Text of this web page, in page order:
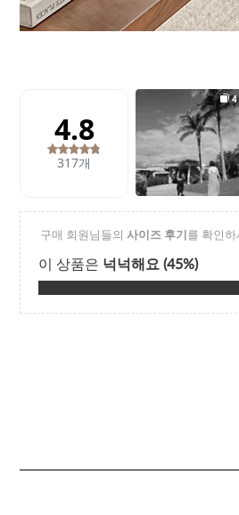
Q&A
배송조회
마이페이지
로그인
회원가입
마이페이지
장바구니
개인결제